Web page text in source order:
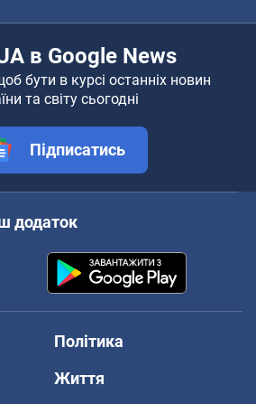
в Google News
бути в курсі останніх новин
та світу сьогодні
Підписатись
додаток
Політика
Життя